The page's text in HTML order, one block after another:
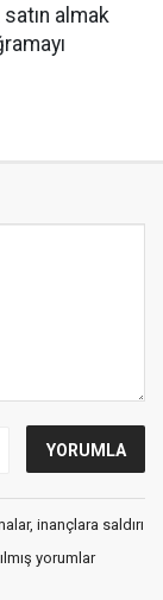
almak
inançlara saldırı
yorumlar